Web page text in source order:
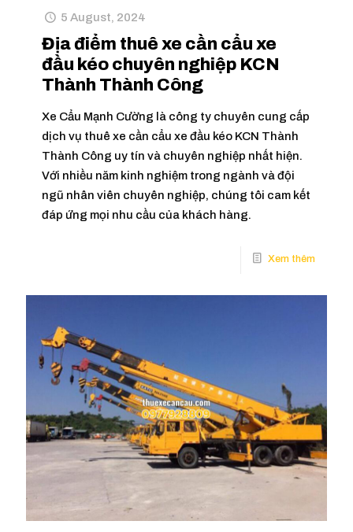
5 August, 2024
Địa điểm thuê xe cần cẩu xe
đầu kéo chuyên nghiệp KCN
Thành Thành Công
Xe Cẩu Mạnh Cường là công ty chuyên cung cấp
dịch vụ thuê xe cần cẩu xe đầu kéo KCN Thành
Thành Công uy tín và chuyên nghiệp nhất hiện.
Với nhiều năm kinh nghiệm trong ngành và đội
ngũ nhân viên chuyên nghiệp, chúng tôi cam kết
đáp ứng mọi nhu cầu của khách hàng.